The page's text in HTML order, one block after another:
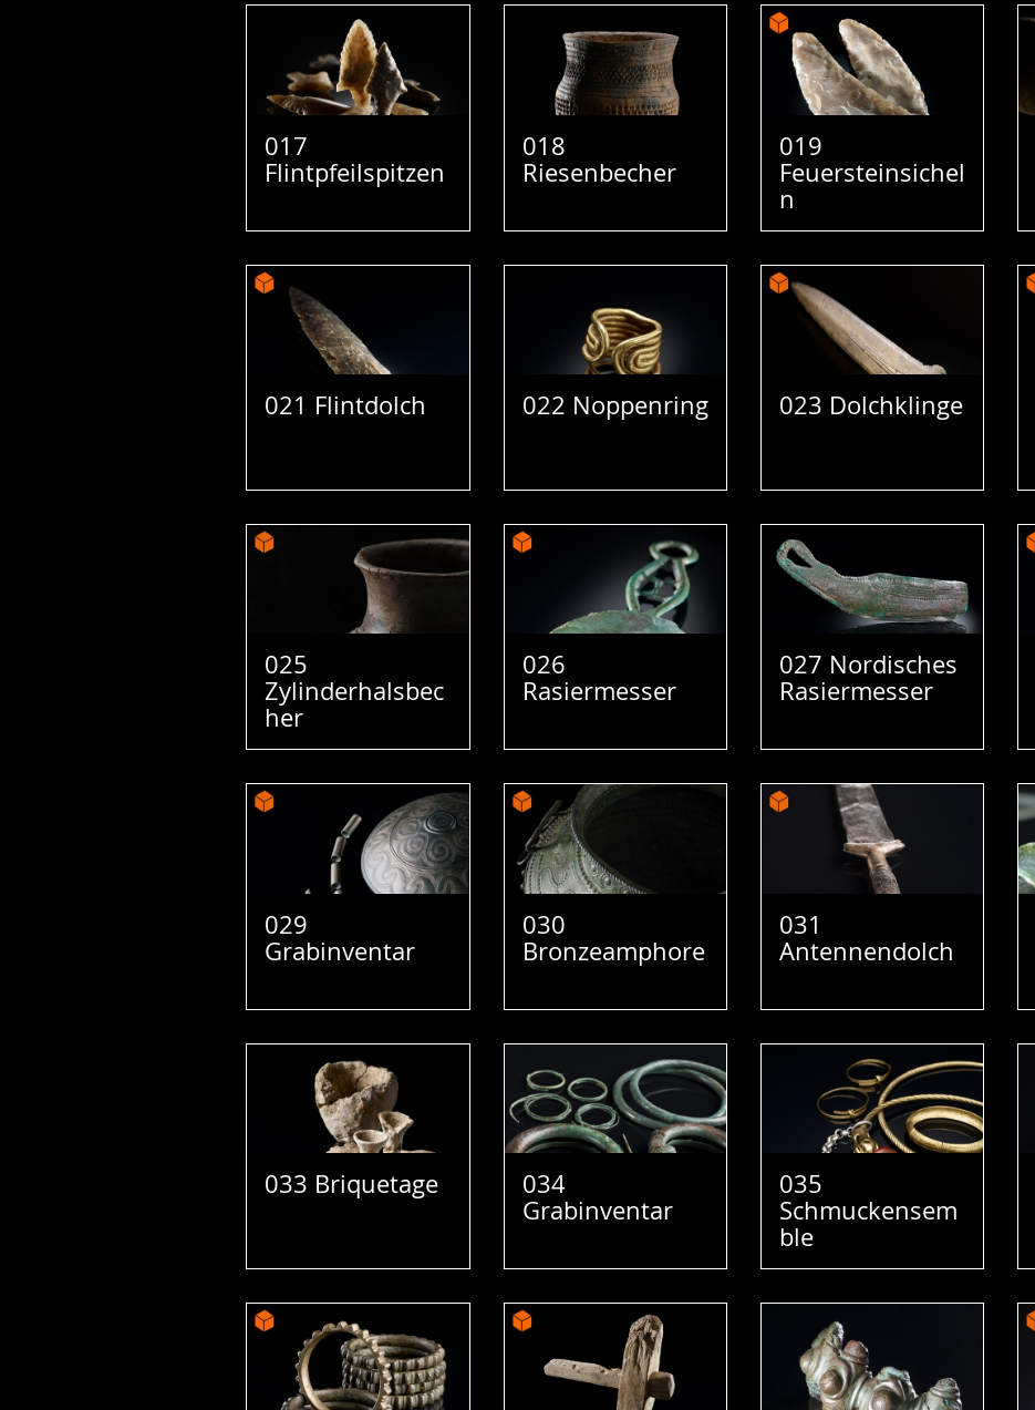
017
Flintpfeilspitzen
018
Riesenbecher
019
Feuersteinsichel
n
021 Flintdolch 022 Noppenring 023 Dolchklinge
025
Zylinderhalsbec
her
026
Rasiermesser
027 Nordisches
Rasiermesser
029
Grabinventar
030
Bronzeamphore
031
Antennendolch
033 Briquetage
034
Grabinventar
035
Schmuckensem
ble